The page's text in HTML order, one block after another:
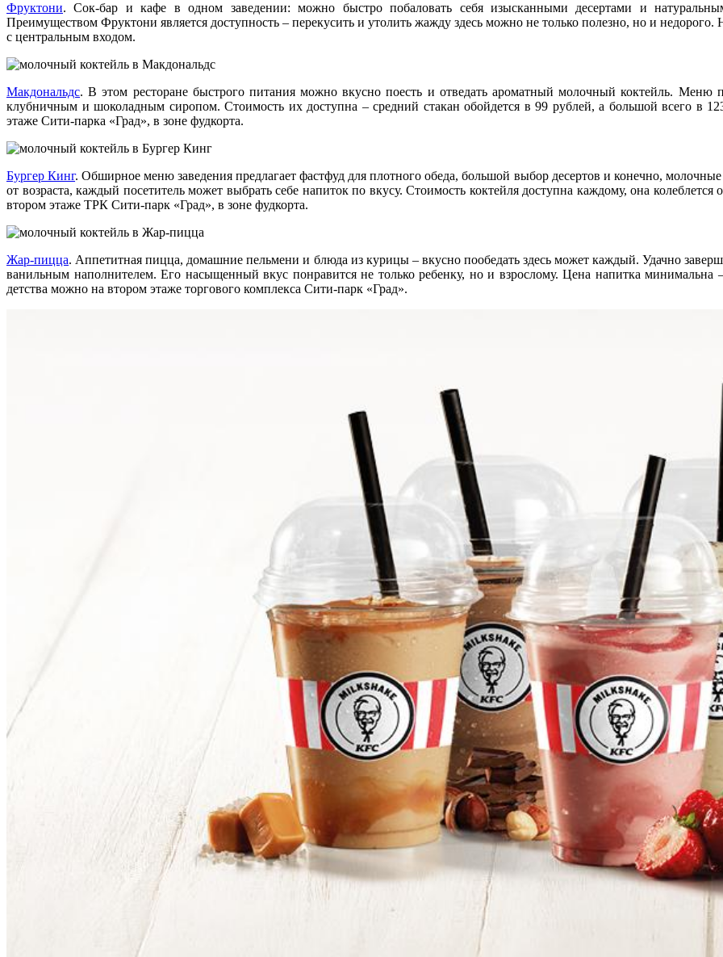
Фруктони. Сок-бар и кафе в одном заведении: можно быстро побаловать себя изысканными десертами и
Преимуществом Фруктони является доступность – перекусить и утолить жажду здесь можно не только полезно, но и
с центральным входом.
Макдональдс. В этом ресторане быстрого питания можно вкусно поесть и отведать ароматный молочный коктейль. Меню
клубничным и шоколадным сиропом. Стоимость их доступна – средний стакан обойдется в 99 рублей, а большой всего в
этаже Сити-парка «Град», в зоне фудкорта.
Бургер Кинг. Обширное меню заведения предлагает фастфуд для плотного обеда, большой выбор десертов и конечно,
от возраста, каждый посетитель может выбрать себе напиток по вкусу. Стоимость коктейля доступна каждому, она
втором этаже ТРК Сити-парк «Град», в зоне фудкорта.
Жар-пицца. Аппетитная пицца, домашние пельмени и блюда из курицы – вкусно пообедать здесь может каждый. Удачно
ванильным наполнителем. Его насыщенный вкус понравится не только ребенку, но и взрослому. Цена напитка минимальна
детства можно на втором этаже торгового комплекса Сити-парк «Град».